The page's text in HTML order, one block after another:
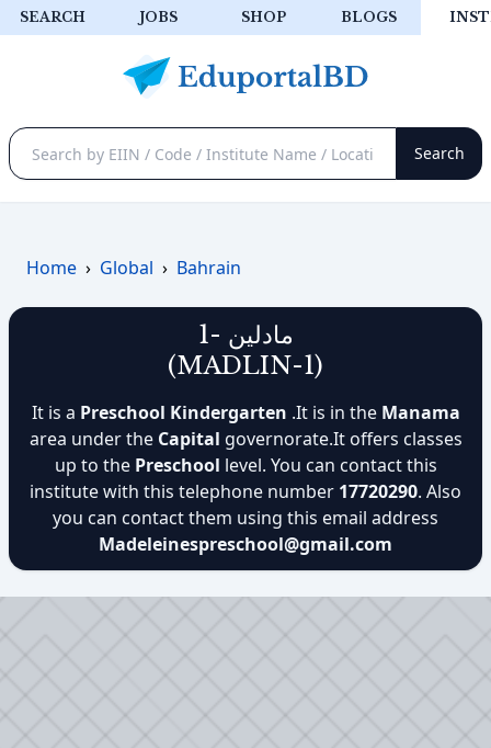
SEARCH JOBS SHOP BLOGS
Home › Global › Bahrain
مادلين -1
(MADLIN-1)
It is a Preschool Kindergarten .It is in the Manama
area under the Capital governorate.It offers classes
up to the Preschool level. You can contact this
institute with this telephone number 17720290. Also
you can contact them using this email address
Madeleinespreschool@gmail.com